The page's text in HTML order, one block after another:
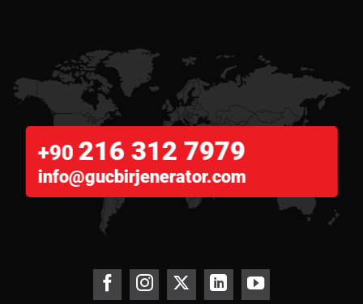
+90 216 312 7979
info@gucbirjenerator.com